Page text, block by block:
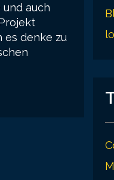
auch
es denke zu